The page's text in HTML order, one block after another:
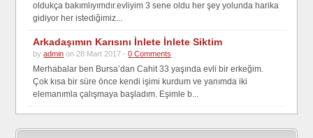
oldukça bakımlıyımdır.evliyim 3 sene oldu her şey yolunda harika
gidiyor her istediğimiz...
Arkadaşımın Karısını İnlete İnlete Siktim
byadmin on 28 Mart 2017 -0 Comments
Merhabalar ben Bursa’dan Cahit 33 yaşında evli bir erkeğim.
Çok kısa bir süre önce kendi işimi kurdum ve yanımda iki
elemanımla çalışmaya başladım. Eşimle b...